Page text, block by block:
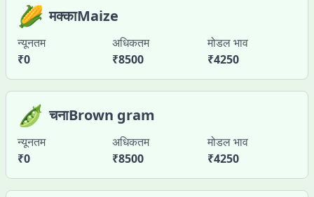
🌽 मक्काMaize
न्यूनतम
₹0
अधिकतम
₹8500
मोडल भाव
₹4250
🫛 चनाBrown gram
न्यूनतम
₹0
अधिकतम
₹8500
मोडल भाव
₹4250